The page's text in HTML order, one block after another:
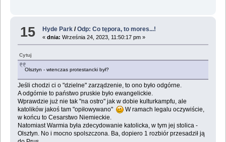
15 Hyde Park /Odp: Co tępora, to mores...!
«dnia: Września 24, 2023, 11:50:17 pm »
Cytuj
Olsztyn - wtenczas protestancki był?
Jeśli chodzi ci o "dzielne" zarządzenie, to ono było odgórne.
A odgórnie to państwo pruskie było ewangelickie.
Wprawdzie już nie tak "na ostro" jak w dobie kulturkampfu, ale
katolików jakoś tam "opiłowywano"
W ramach legalu oczywiście,
w końcu to Cesarstwo Niemieckie.
Natomiast Warmia była zdecydowanie katolicka, w tym jej stolica -
Olsztyn. No i mocno spolszczona. Ba, dopiero 1 rozbiór przesadził ją